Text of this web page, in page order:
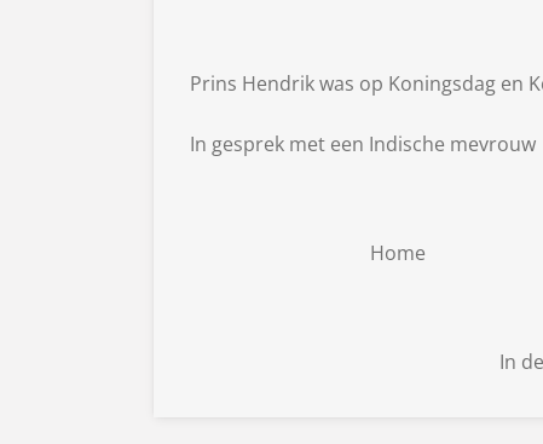
Prins Hendrik was op Koningsdag en
In gesprek met een Indische mevrouw
Home
In